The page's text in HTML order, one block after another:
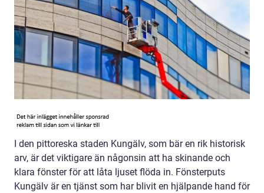
I den pittoreska staden Kungälv, som bär en rik historisk
arv, är det viktigare än någonsin att ha skinande och
klara fönster för att låta ljuset flöda in. Fönsterputs
Kungälv är en tjänst som har blivit en hjälpande hand för